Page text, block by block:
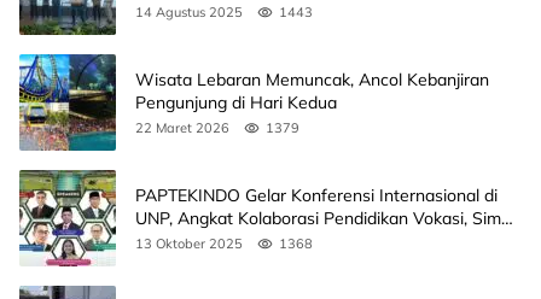
14 Agustus 2025 1443
Wisata Lebaran Memuncak, Ancol Kebanjiran
Pengunjung di Hari Kedua
22 Maret 2026 1379
PAPTEKINDO Gelar Konferensi Internasional di
UNP, Angkat Kolaborasi Pendidikan Vokasi, Simak
Agendanya
13 Oktober 2025 1368